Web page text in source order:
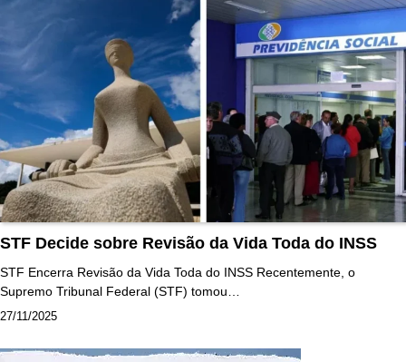
STF Decide sobre Revisão da Vida Toda do INSS
STF Encerra Revisão da Vida Toda do INSS Recentemente, o
Supremo Tribunal Federal (STF) tomou…
27/11/2025